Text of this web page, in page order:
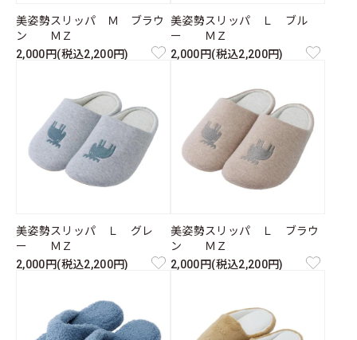
美姿勢スリッパ Ｍ ブラウ
ン ＭＺ
2,000円(税込2,200円)
美姿勢スリッパ Ｌ ブル
ー ＭＺ
2,000円(税込2,200円)
美姿勢スリッパ Ｌ グレ
ー ＭＺ
2,000円(税込2,200円)
美姿勢スリッパ Ｌ ブラウ
ン ＭＺ
2,000円(税込2,200円)